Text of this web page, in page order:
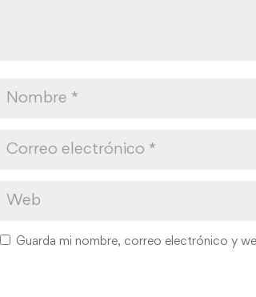
Guarda mi nombre, correo electrónico y